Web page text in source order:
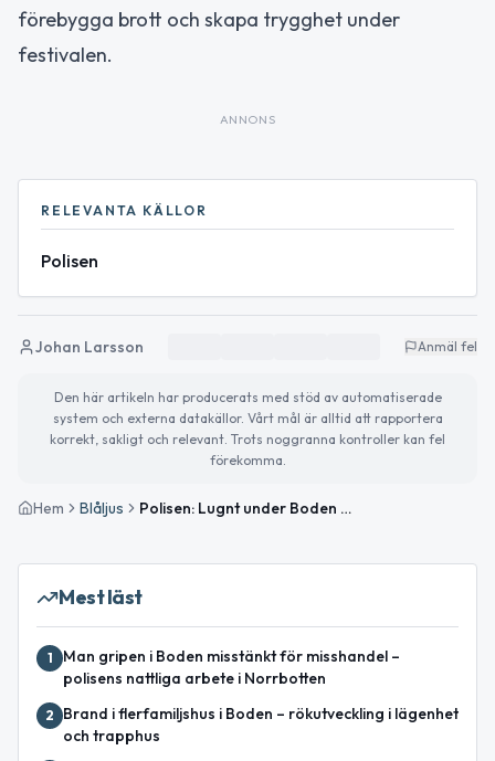
förebygga brott och skapa trygghet under
festivalen.
ANNONS
RELEVANTA KÄLLOR
Polisen
Johan Larsson Anmäl fel
Den här artikeln har producerats med stöd av automatiserade
system och externa datakällor. Vårt mål är alltid att rapportera
korrekt, sakligt och relevant. Trots noggranna kontroller kan fel
förekomma.
Hem Blåljus Polisen: Lugnt under Boden Alive – 13 omhändertagna enligt LOB
Mest läst
1
Man gripen i Boden misstänkt för misshandel –
polisens nattliga arbete i Norrbotten
2
Brand i flerfamiljshus i Boden – rökutveckling i lägenhet
och trapphus